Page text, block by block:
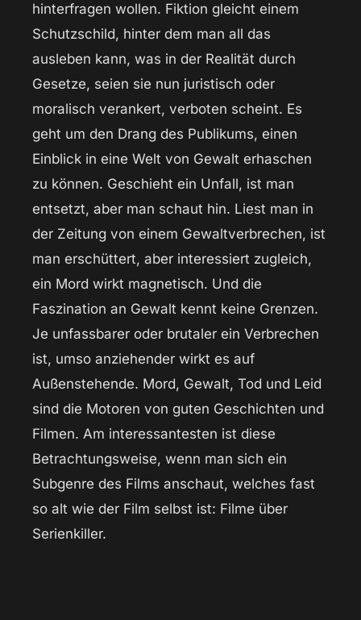
hinterfragen wollen. Fiktion gleicht einem
Schutzschild, hinter dem man all das
ausleben kann, was in der Realität durch
Gesetze, seien sie nun juristisch oder
moralisch verankert, verboten scheint. Es
geht um den Drang des Publikums, einen
Einblick in eine Welt von Gewalt erhaschen
zu können. Geschieht ein Unfall, ist man
entsetzt, aber man schaut hin. Liest man in
der Zeitung von einem Gewaltverbrechen, ist
man erschüttert, aber interessiert zugleich,
ein Mord wirkt magnetisch. Und die
Faszination an Gewalt kennt keine Grenzen.
Je unfassbarer oder brutaler ein Verbrechen
ist, umso anziehender wirkt es auf
Außenstehende. Mord, Gewalt, Tod und Leid
sind die Motoren von guten Geschichten und
Filmen. Am interessantesten ist diese
Betrachtungsweise, wenn man sich ein
Subgenre des Films anschaut, welches fast
so alt wie der Film selbst ist: Filme über
Serienkiller.